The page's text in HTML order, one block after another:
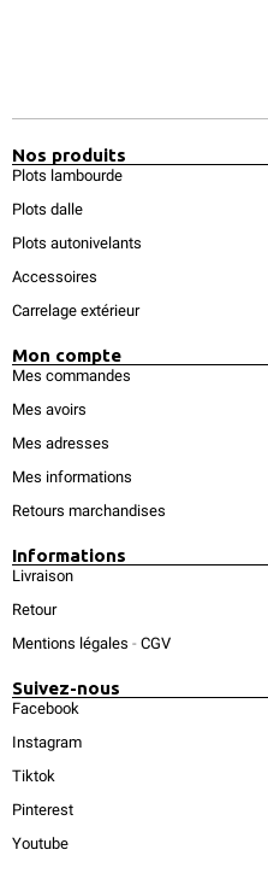
Nos produits
Plots lambourde
Plots dalle
Plots autonivelants
Accessoires
Carrelage extérieur
Mon compte
Mes commandes
Mes avoirs
Mes adresses
Mes informations
Retours marchandises
Informations
Livraison
Retour
Mentions légales - CGV
Suivez-nous
Facebook
Instagram
Tiktok
Pinterest
Youtube